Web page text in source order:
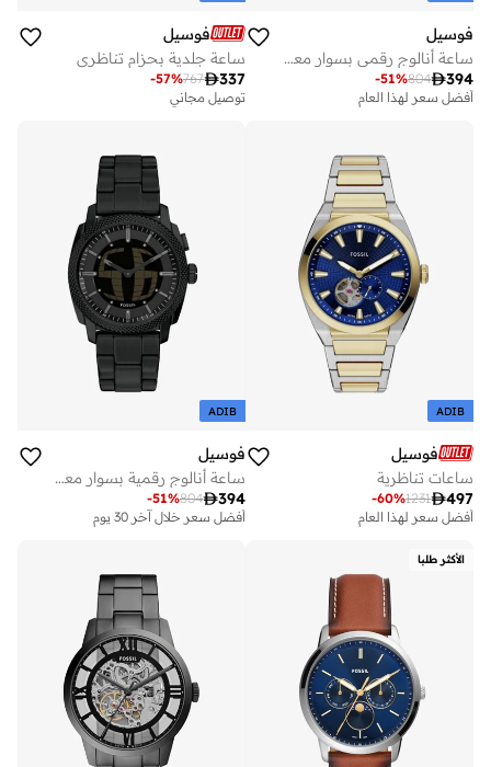
فوسيل
ساعة أنالوج رقمي بسوار معدني من الفولاذ المقاوم للصدأ
394
804
-51%
أفضل سعر لهذا العام
توصيل مجاني
فوسيل
ساعة جلدية بحزام تناظري
337
767
-57%
توصيل مجاني
ADIB
فوسيل
ساعات تناظرية
497
1231
-60%
أفضل سعر لهذا العام
توصيل مجاني
توصيل مجاني
ADIB
فوسيل
ساعة أنالوج رقمية بسوار معدني من الفولاذ المقاوم للصدأ
394
804
-51%
أفضل سعر خلال آخر 30 يوم
توصيل مجاني
الأكثر طلبا